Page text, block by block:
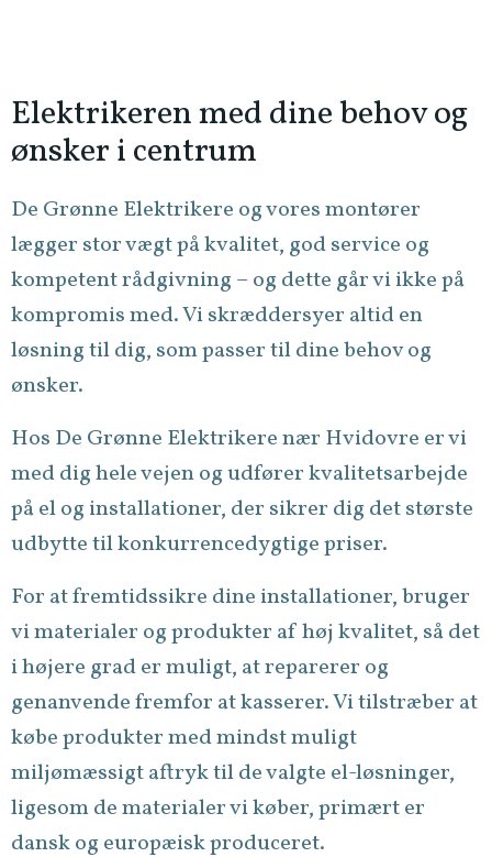
Elektrikeren med dine behov og
ønsker i centrum
De Grønne Elektrikere og vores montører
lægger stor vægt på kvalitet, god service og
kompetent rådgivning – og dette går vi ikke på
kompromis med. Vi skræddersyer altid en
løsning til dig, som passer til dine behov og
ønsker.
Hos De Grønne Elektrikere nær Hvidovre er vi
med dig hele vejen og udfører kvalitetsarbejde
på el og installationer, der sikrer dig det største
udbytte til konkurrencedygtige priser.
For at fremtidssikre dine installationer, bruger
vi materialer og produkter af høj kvalitet, så det
i højere grad er muligt, at reparerer og
genanvende fremfor at kasserer. Vi tilstræber at
købe produkter med mindst muligt
miljømæssigt aftryk til de valgte el-løsninger,
ligesom de materialer vi køber, primært er
dansk og europæisk produceret.